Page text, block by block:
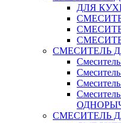
ДЛЯ
СМЕСИТЕЛЬ
СМЕСИТЕЛЬ